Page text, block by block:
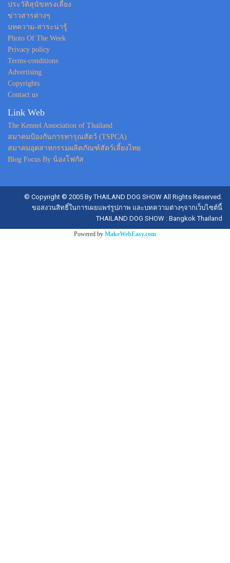
ประวัติสุนัขทรงเลี้ยง
ข่าวสารต่างๆ
บทความ-สาระน่ารู้
Photo Of The Week
Privacy policy
Terms-conditions
Advertising
Copyrights
Contact us
Link Web
The Kennel Association of Thailand
สมาคมป้องกันการทารุณสัตว์ (TSPCA)
สมาคมอุตสาหกรรมผลิตภัณฑ์สัตว์เลี้ยงไทย
Blog Focus By น้องโฟกัส
© Copyright © 2005 By THAILAND DOG SHOW All Rights Reserved.
ขอสงวนสิทธิ์ในการเผยแพร่รูปภาพ และบทความต่างๆจากเว็บไซต์นี้
THAILAND DOG SHOW : Bangkok Thailand
Powered by MakeWebEasy.com